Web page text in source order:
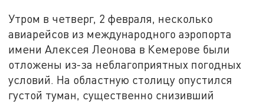
Утром в четверг, 2 февраля, несколько
авиарейсов из международного аэропорта
имени Алексея Леонова в Кемерове были
отложены из-за неблагоприятных погодных
условий. На областную столицу опустился
густой туман, существенно снизивший